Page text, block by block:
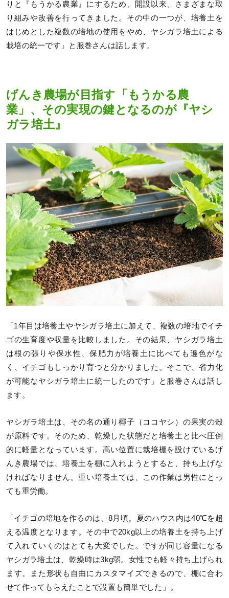
りと『もうかる農業』にするため、開設以来、さまざまな取
り組みや改善を行ってきました。その中の一つが、培養土を
はじめとした複数の培地の使用をやめ、ヤシガラ培土による
栽培の統一です」と服巻さんは話します。
げんき農場が目指す「もうかる農
業」、その実現の鍵となるのが『ヤシ
ガラ培土』
「1年目は培養土やヤシガラ培土に加えて、複数の培地でイチ
ゴの生育度や収量を比較しました。その結果、ヤシガラ培土
は根の張りや保水性、保肥力が培養土に比べても遜色がな
く、イチゴもしっかり育つと分かりました。そこで、省力化
が可能なヤシガラ培土に統一したのです」と服巻さんは話し
ます。
ヤシガラ培土は、その名の通り椰子（ココヤシ）の果実の殻
が原料です。そのため、乾燥した状態だと培養土と比べ圧倒
的に軽量となっています。高い位置に栽培棚を設けているげ
んき農場では、培養土を棚に入れようとすると、持ち上げな
ければなりません。重い培養土では、この作業は男性にとっ
ても重労働。
「イチゴの培地を作るのは、8月頃。夏のハウス内は40℃を超
える温度となります。その中で20kg以上の培養土を持ち上げ
て入れていくのはとても大変でした。ですが同じ容量になる
ヤシガラ培土は、乾燥時は3kg弱。女性でも軽々持ち上げられ
ます。また形状も自由にカスタマイズできるので、棚に合わ
せて作ってもらえたことで設置も簡単でした」。